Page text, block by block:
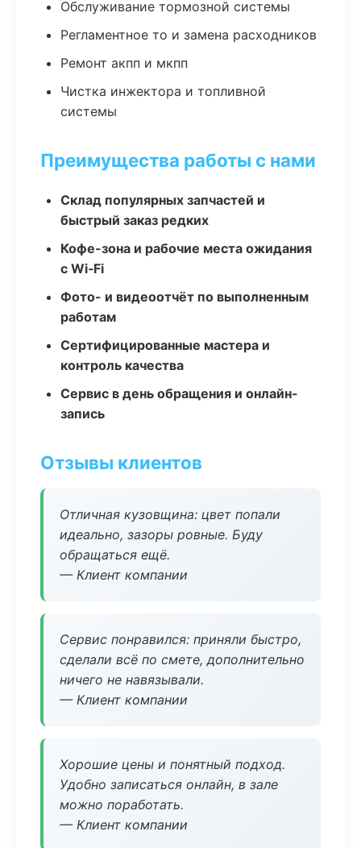
Обслуживание тормозной системы
Регламентное то и замена расходников
Ремонт акпп и мкпп
Чистка инжектора и топливной
системы
Преимущества работы с нами
Склад популярных запчастей и
быстрый заказ редких
Кофе-зона и рабочие места ожидания
с Wi‑Fi
Фото- и видеоотчёт по выполненным
работам
Сертифицированные мастера и
контроль качества
Сервис в день обращения и онлайн-
запись
Отзывы клиентов
Отличная кузовщина: цвет попали
идеально, зазоры ровные. Буду
обращаться ещё.
— Клиент компании
Сервис понравился: приняли быстро,
сделали всё по смете, дополнительно
ничего не навязывали.
— Клиент компании
Хорошие цены и понятный подход.
Удобно записаться онлайн, в зале
можно поработать.
— Клиент компании